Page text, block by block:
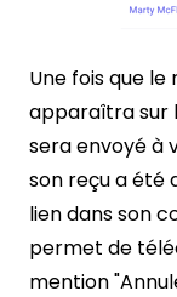
Une fois que
apparaîtra sur
sera envoyé à
son reçu a été
lien dans son
permet de
mention